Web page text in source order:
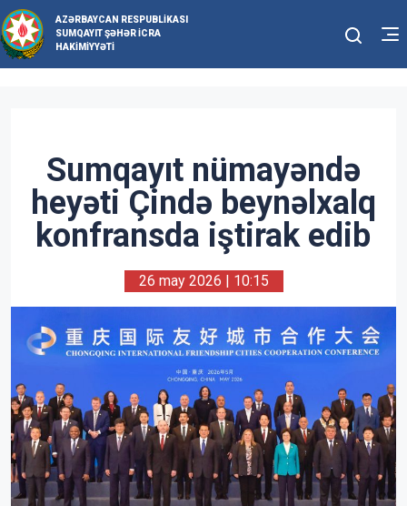
AZƏRBAYCAN RESPUBLIKASI
SUMQAYIT ŞƏHƏR İCRA
HAKIMIYYƏTI
Sumqayıt nümayəndə
heyəti Çində beynəlxalq
konfransda iştirak edib
26 may 2026 | 10:15